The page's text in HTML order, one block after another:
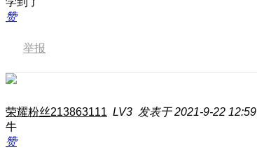
赞
举报
荣耀粉丝213863111 LV3 发表于 2021-9-22 12:59
牛
赞